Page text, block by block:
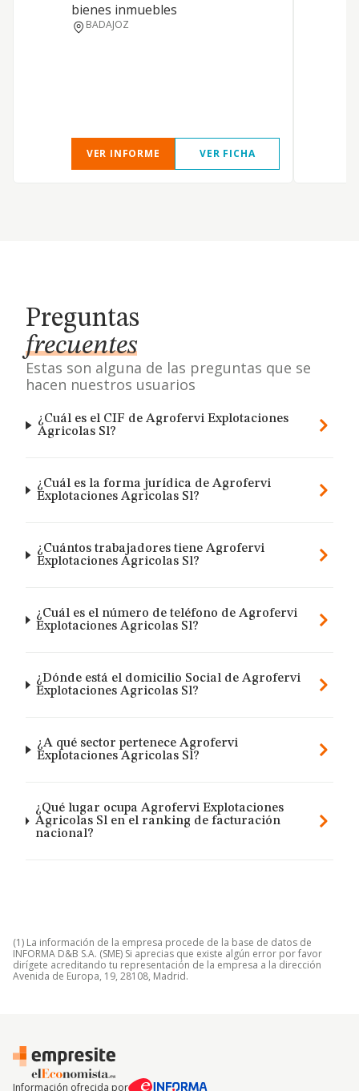
bienes inmuebles
BADAJOZ
VER INFORME VER FICHA
Preguntas
frecuentes
Estas son alguna de las preguntas que se
hacen nuestros usuarios
¿Cuál es el CIF de Agrofervi Explotaciones
Agricolas Sl?
¿Cuál es la forma jurídica de Agrofervi
Explotaciones Agricolas Sl?
¿Cuántos trabajadores tiene Agrofervi
Explotaciones Agricolas Sl?
¿Cuál es el número de teléfono de Agrofervi
Explotaciones Agricolas Sl?
¿Dónde está el domicilio Social de Agrofervi
Explotaciones Agricolas Sl?
¿A qué sector pertenece Agrofervi
Explotaciones Agricolas Sl?
¿Qué lugar ocupa Agrofervi Explotaciones
Agricolas Sl en el ranking de facturación
nacional?
(1) La información de la empresa procede de la base de datos de
INFORMA D&B S.A. (SME) Si aprecias que existe algún error por favor
dirígete acreditando tu representación de la empresa a la dirección
Avenida de Europa, 19, 28108, Madrid.
Información ofrecida por